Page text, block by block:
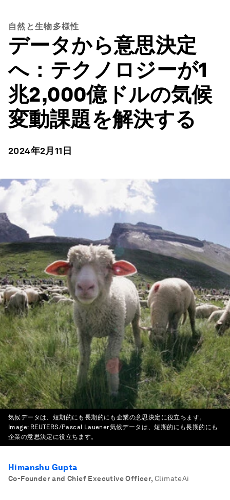
自然と生物多様性
データから意思決定
へ：テクノロジーが1
兆2,000億ドルの気候
変動課題を解決する
2024年2月11日
気候データは、短期的にも長期的にも企業の意思決定に役立ちます。
Image: REUTERS/Pascal Lauener気候データは、短期的にも長期的にも
企業の意思決定に役立ちます。
Himanshu Gupta
Co-Founder and Chief Executive Officer, ClimateAi